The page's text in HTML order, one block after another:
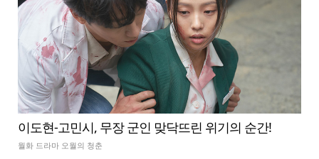
이도현-고민시, 무장 군인 맞닥뜨린 위기의 순간!
월화 드라마 오월의 청춘